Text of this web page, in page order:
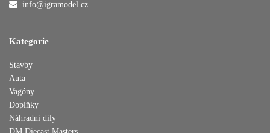
info@igramodel.cz
Kategorie
Stavby
Auta
Vagóny
Doplňky
Náhradní díly